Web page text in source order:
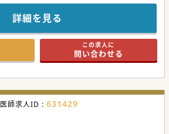
ら、お気軽にお問合せ下さい♪
詳細を見る
この求人に
問い合わせる
医師求人ID : 631429